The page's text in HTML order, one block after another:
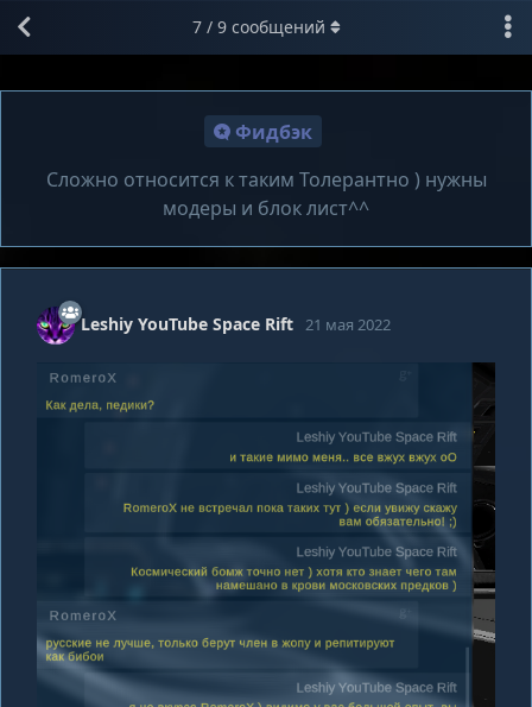
Фидбэк
Сложно относится к таким Толерантно ) нужны
модеры и блок лист^^
7/ 9сообщений
Leshiy YouTube Space Rift 21 мая 2022